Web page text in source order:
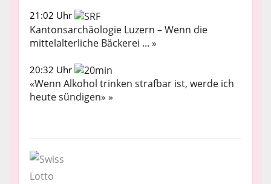
21:02 Uhr
Kantonsarchäologie Luzern – Wenn die
mittelalterliche Bäckerei ... »
20:32 Uhr
«Wenn Alkohol trinken strafbar ist, werde ich
heute sündigen» »